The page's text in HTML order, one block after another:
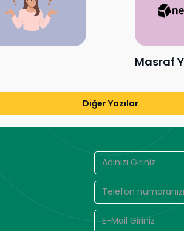
Masraf
Diğer Yazılar